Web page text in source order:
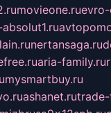
movieone.ru
nertansaga.ru
aria-family.ru
mysmartbuy.ru
ashanet.ru